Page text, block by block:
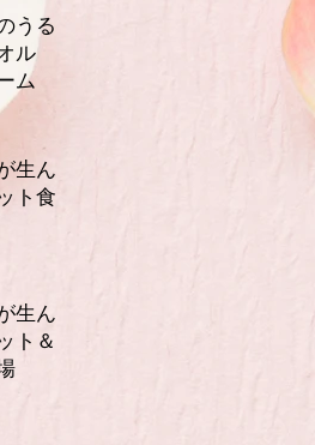
うる
ル
ム
生ん
ト食
生ん
ト＆